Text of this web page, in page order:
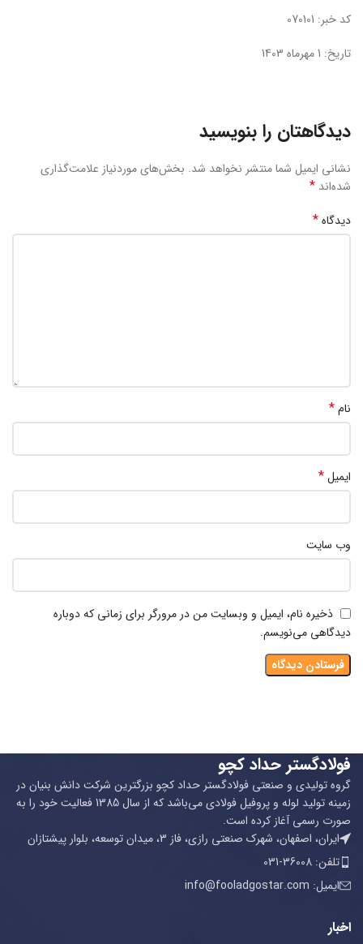
کد خبر: 070101
تاریخ: 1 مهرماه 1403
دیدگاهتان را بنویسید
نشانی ایمیل شما منتشر نخواهد شد. بخش‌های موردنیاز علامت‌گذاری
شده‌اند *
دیدگاه*
نام*
ایمیل*
وب‌ سایت
ذخیره نام، ایمیل و وبسایت من در مرورگر برای زمانی که دوباره
دیدگاهی می‌نویسم.
فولادگستر حداد کچو
گروه تولیدی و صنعتی فولادگستر حداد کچو بزرگترین شرکت دانش بنیان در
زمینه تولید لوله و پروفیل فولادی می‌باشد که از سال 1385 فعالیت خود را به
صورت رسمی آغاز کرده است.
ایران، اصفهان، شهرک صنعتی رازی، فاز 3، میدان توسعه، بلوار پیشتازان
تلفن: 36008-031
ایمیل: info@fooladgostar.com
اخبار